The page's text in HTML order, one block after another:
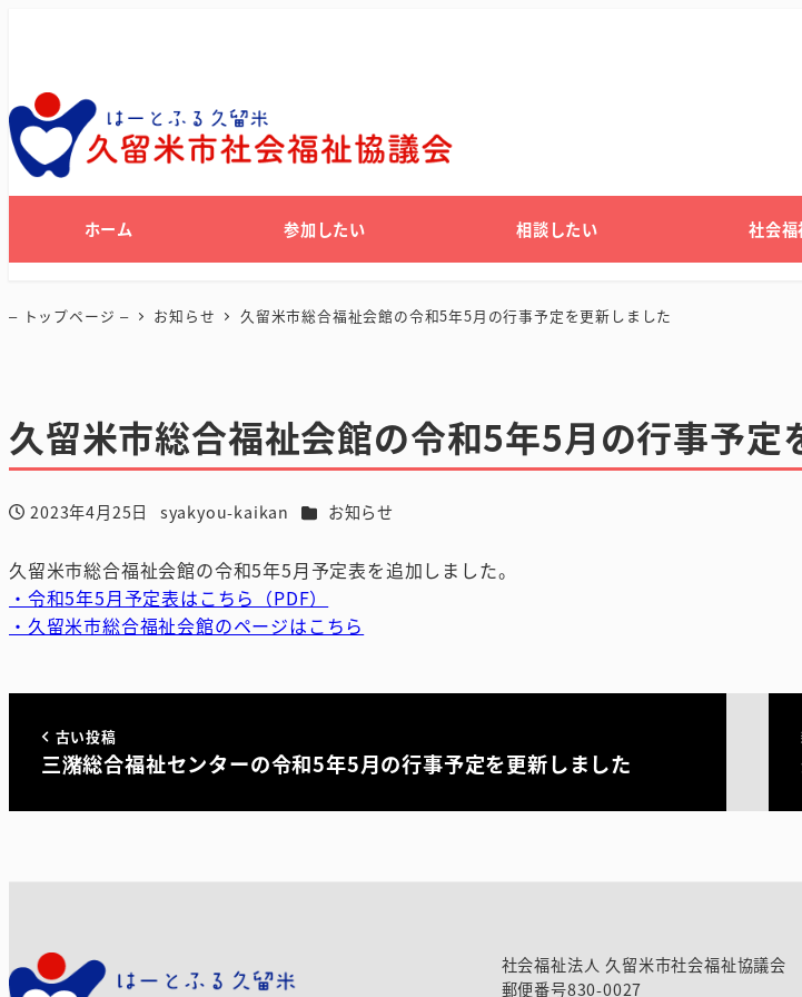
ホーム 参加したい 相談したい 社会
– トップページ – お知らせ 久留米市総合福祉会館の令和5年5月の行事予定を更新しました
久留米市総合福祉会館の令和5年5月の行事予定
投稿日
2023年4月25日
著
syakyou-kaikan カテゴリー
お知らせ
久留米市総合福祉会館の令和5年5月予定表を追加しました。
・令和5年5月予定表はこちら（PDF）
・久留米市総合福祉会館のページはこちら
古い投稿
三潴総合福祉センターの令和5年5月の行事予定を更新しました
社会福祉法人 久留米市社会福祉協議会
郵便番号830-0027